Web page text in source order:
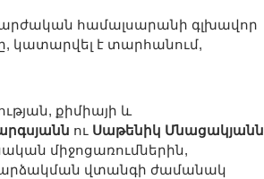
համալսարանի գլխավոր
կատարվել է տարհանում,
քիմիայի և
ու Սաթենիկ Մնացակյանն
միջոցառումներին,
վտանգի ժամանակ